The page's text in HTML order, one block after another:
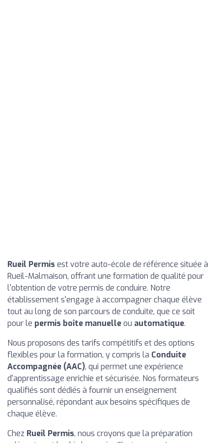
Rueil Permis est votre auto-école de référence située à
Rueil-Malmaison, offrant une formation de qualité pour
l'obtention de votre permis de conduire. Notre
établissement s'engage à accompagner chaque élève
tout au long de son parcours de conduite, que ce soit
pour le permis boîte manuelleou automatique.
Nous proposons des tarifs compétitifs et des options
flexibles pour la formation, y compris la Conduite
Accompagnée (AAC), qui permet une expérience
d'apprentissage enrichie et sécurisée. Nos formateurs
qualifiés sont dédiés à fournir un enseignement
personnalisé, répondant aux besoins spécifiques de
chaque élève.
Chez Rueil Permis, nous croyons que la préparation